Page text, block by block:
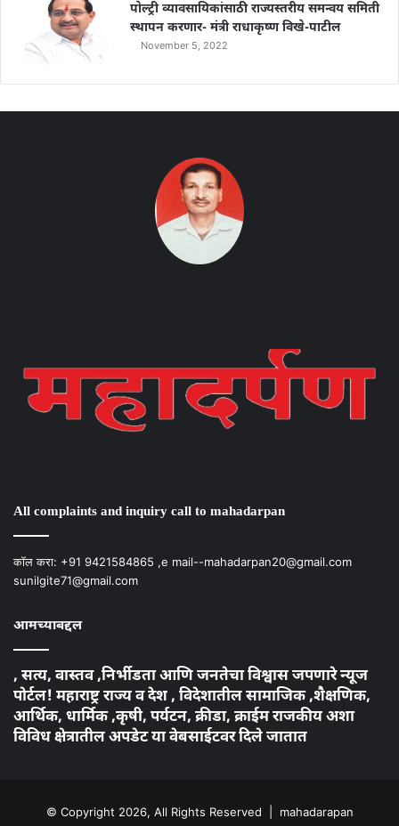
पोल्ट्री व्यावसायिकांसाठी राज्यस्तरीय समन्वय समिती
स्थापन करणार- मंत्री राधाकृष्ण विखे-पाटील
November 5, 2022
All complaints and inquiry call to mahadarpan
कॉल करा: +91 9421584865 ,e mail--mahadarpan20@gmail.com
sunilgite71@gmail.com
आमच्याबद्दल
, सत्य, वास्तव ,निर्भीडता आणि जनतेचा विश्वास जपणारे न्यूज
पोर्टल! महाराष्ट्र राज्य व देश , विदेशातील सामाजिक ,शैक्षणिक,
आर्थिक, धार्मिक ,कृषी, पर्यटन, क्रीडा, क्राईम राजकीय अशा
विविध क्षेत्रातील अपडेट या वेबसाईटवर दिले जातात
© Copyright 2026, All Rights Reserved | mahadarapan